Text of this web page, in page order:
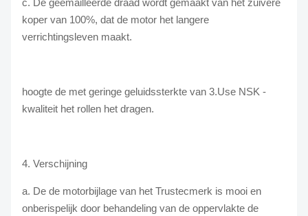
c. De geëmailleerde draad wordt gemaakt van het zuivere
koper van 100%, dat de motor het langere
verrichtingsleven maakt.
hoogte de met geringe geluidssterkte van 3.Use NSK -
kwaliteit het rollen het dragen.
4. Verschijning
a. De de motorbijlage van het Trustecmerk is mooi en
onberispelijk door behandeling van de oppervlakte de